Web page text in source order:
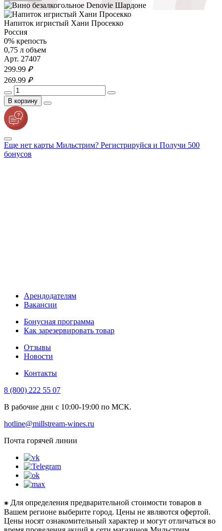
Напиток игристый Хани Просекко
Россия
0% крепость
0,75 л объем
Арт. 27407
299.99 ₽
269.99 ₽
В корзину
Еще нет карты Мильстрим? Регистрируйся и Получи 500
бонусов
Арендодателям
Вакансии
Бонусная программа
Как зарезервировать товар
Отзывы
Новости
Контакты
8 (800) 222 55 07
В рабочие дни с 10:00-19:00 по МСК.
hotline@millstream-wines.ru
Почта горячей линии
⁕ Для определения предварительной стоимости товаров в
Вашем регионе выберите город. Цены не являются офертой.
Цены носят ознакомительный характер и могут отличаться во